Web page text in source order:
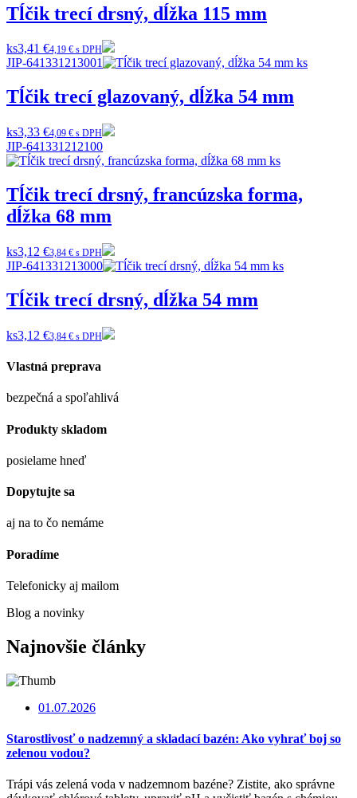
Tĺčik trecí drsný, dĺžka 115 mm
ks3,41 €4,19 € s DPH
JIP-641331213001
Tĺčik trecí glazovaný, dĺžka 54 mm
ks3,33 €4,09 € s DPH
JIP-641331212100
Tĺčik trecí drsný, francúzska forma,
dĺžka 68 mm
ks3,12 €3,84 € s DPH
JIP-641331213000
Tĺčik trecí drsný, dĺžka 54 mm
ks3,12 €3,84 € s DPH
Vlastná preprava
bezpečná a spoľahlivá
Produkty skladom
posielame hneď
Dopytujte sa
aj na to čo nemáme
Poradíme
Telefonicky aj mailom
Blog a novinky
Najnovšie články
01.07.2026
Starostlivosť o nadzemný a skladací bazén: Ako vyhrať boj so
zelenou vodou?
Trápi vás zelená voda v nadzemnom bazéne? Zistite, ako správne